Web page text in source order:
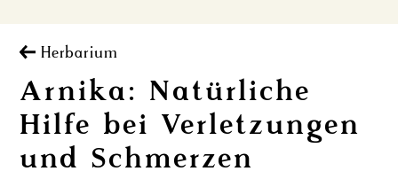
Herbarium
Arnika: Natürliche
Hilfe bei Verletzungen
und Schmerzen